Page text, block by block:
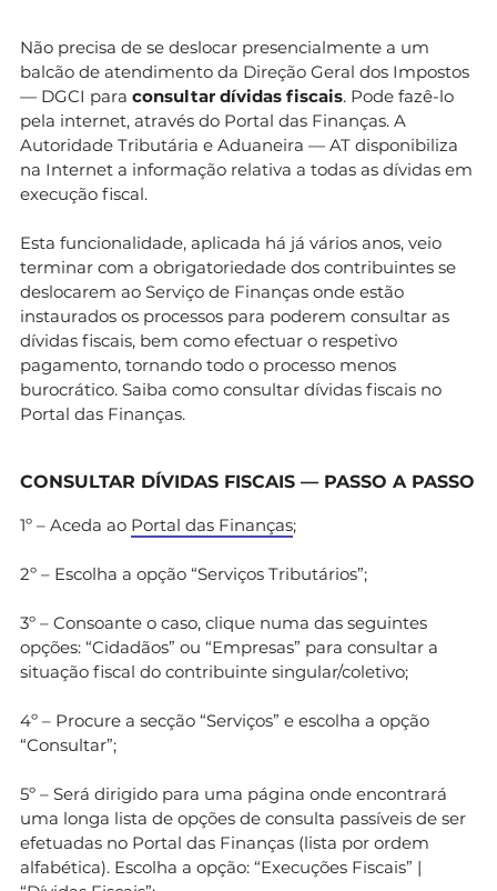
Não precisa de se deslocar presencialmente a um
balcão de atendimento da Direção Geral dos Impostos
— DGCI para consultar dívidas fiscais. Pode fazê-lo
pela internet, através do Portal das Finanças. A
Autoridade Tributária e Aduaneira — AT disponibiliza
na Internet a informação relativa a todas as dívidas em
execução fiscal.
Esta funcionalidade, aplicada há já vários anos, veio
terminar com a obrigatoriedade dos contribuintes se
deslocarem ao Serviço de Finanças onde estão
instaurados os processos para poderem consultar as
dívidas fiscais, bem como efectuar o respetivo
pagamento, tornando todo o processo menos
burocrático. Saiba como consultar dívidas fiscais no
Portal das Finanças.
CONSULTAR DÍVIDAS FISCAIS — PASSO A PASSO
1º – Aceda ao Portal das Finanças;
2º – Escolha a opção “Serviços Tributários”;
3º – Consoante o caso, clique numa das seguintes
opções: “Cidadãos” ou “Empresas” para consultar a
situação fiscal do contribuinte singular/coletivo;
4º – Procure a secção “Serviços” e escolha a opção
“Consultar”;
5º – Será dirigido para uma página onde encontrará
uma longa lista de opções de consulta passíveis de ser
efetuadas no Portal das Finanças (lista por ordem
alfabética). Escolha a opção: “Execuções Fiscais” |